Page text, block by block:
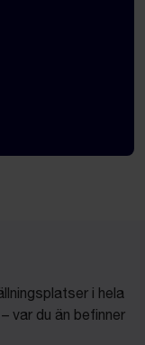
i hela
var du än befinner